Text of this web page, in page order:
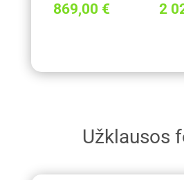
869,00 € 2
Užklausos